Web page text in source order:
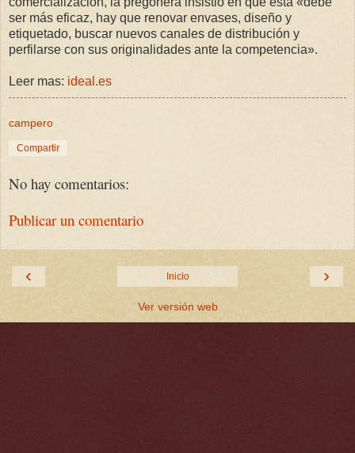
ser más eficaz, hay que renovar envases, diseño y
etiquetado, buscar nuevos canales de distribución y
perfilarse con sus originalidades ante la competencia».
Leer mas: ideal.es
campero
Compartir
No hay comentarios:
Publicar un comentario
‹ ›
Inicio
Ver versión web